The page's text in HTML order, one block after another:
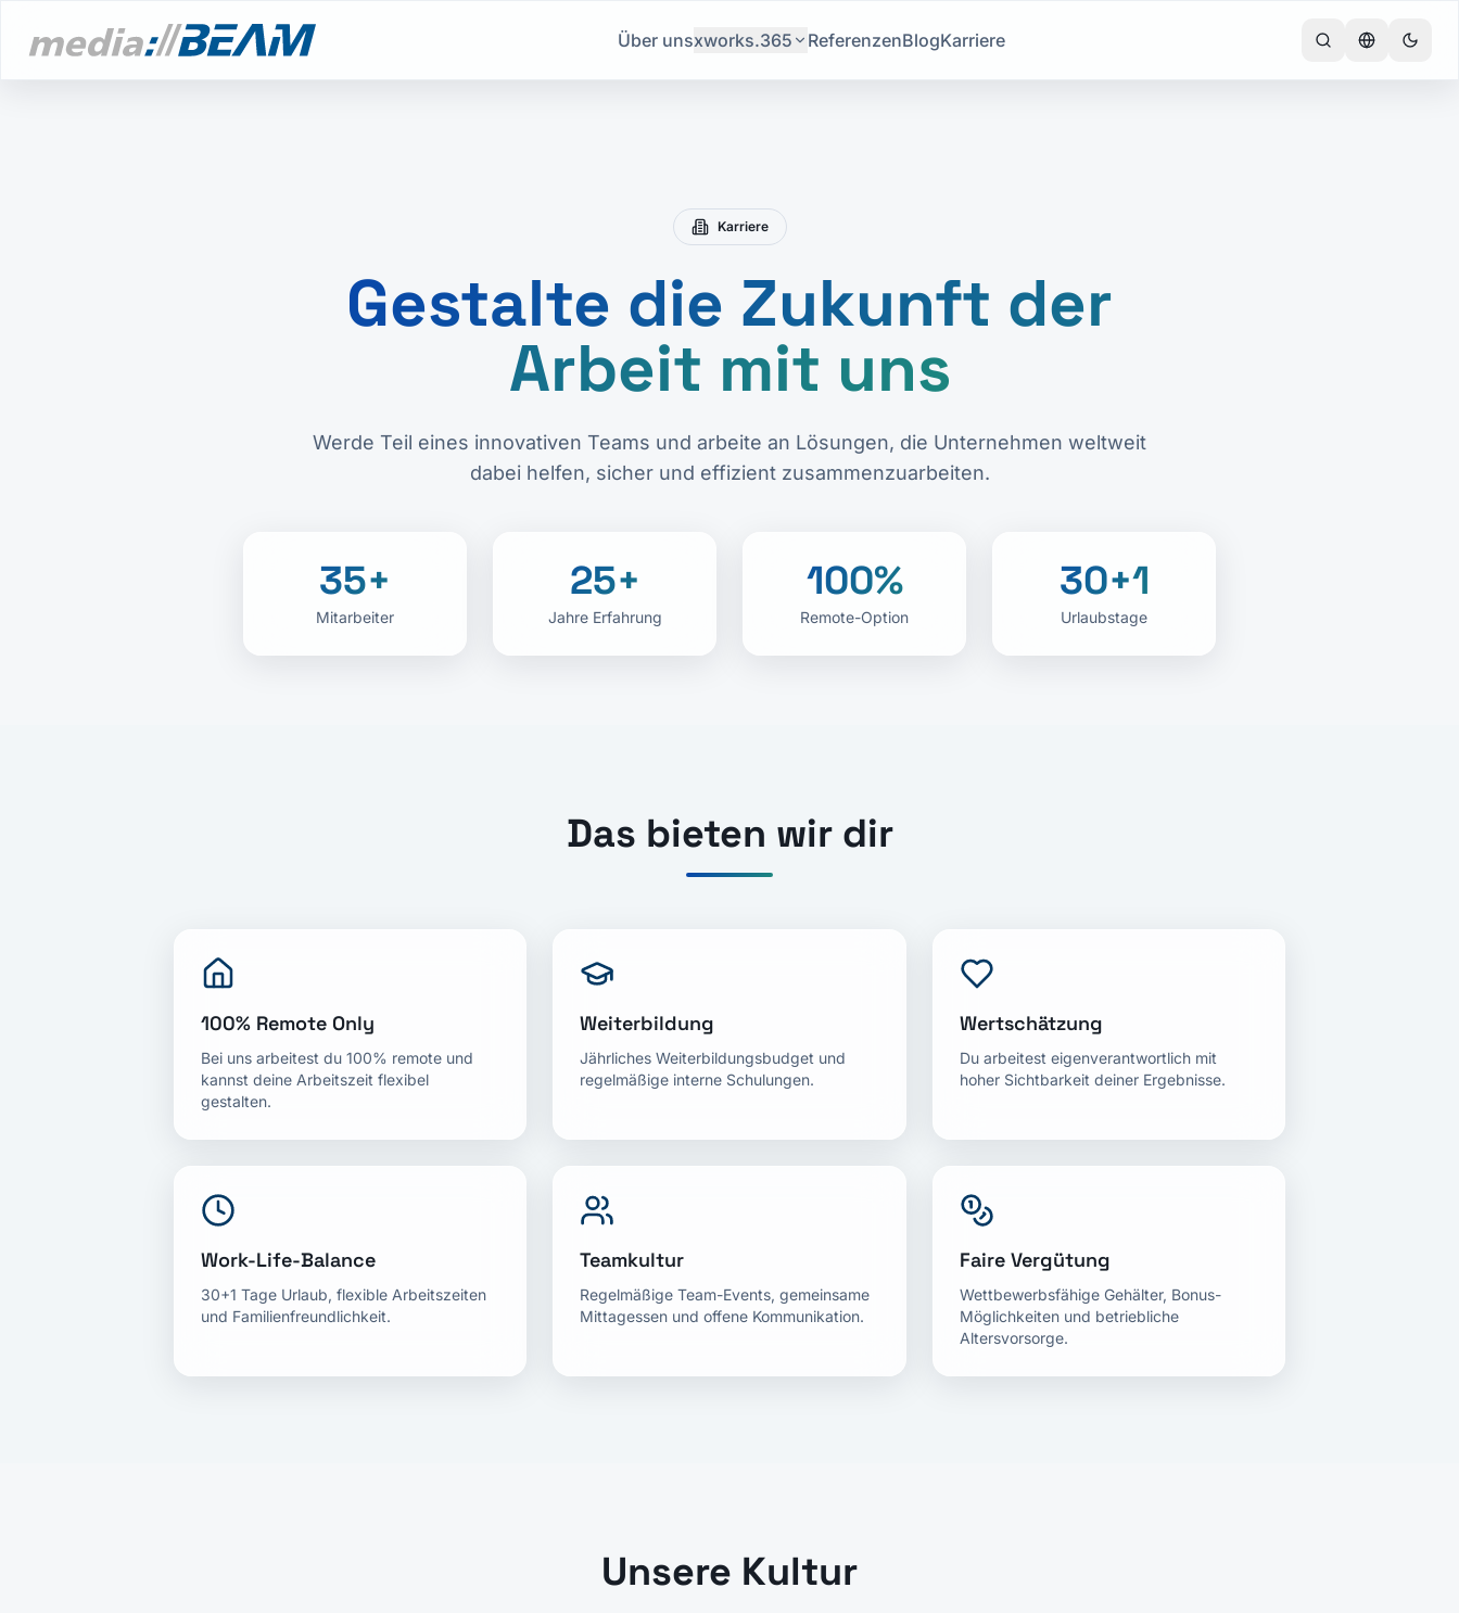
Über unsxworks.365 ReferenzenBlogKarriere
Karriere
Gestalte die Zukunft der
Arbeit mit uns
Werde Teil eines innovativen Teams und arbeite an Lösungen, die Unternehmen weltweit
dabei helfen, sicher und effizient zusammenzuarbeiten.
35+
Mitarbeiter
25+
Jahre Erfahrung
100%
Remote-Option
30+1
Urlaubstage
Das bieten wir dir
100% Remote Only
Bei uns arbeitest du 100% remote und
kannst deine Arbeitszeit flexibel
gestalten.
Weiterbildung
Jährliches Weiterbildungsbudget und
regelmäßige interne Schulungen.
Wertschätzung
Du arbeitest eigenverantwortlich mit
hoher Sichtbarkeit deiner Ergebnisse.
Work-Life-Balance
30+1 Tage Urlaub, flexible Arbeitszeiten
und Familienfreundlichkeit.
Teamkultur
Regelmäßige Team-Events, gemeinsame
Mittagessen und offene Kommunikation.
Faire Vergütung
Wettbewerbsfähige Gehälter, Bonus-
Möglichkeiten und betriebliche
Altersvorsorge.
Unsere Kultur